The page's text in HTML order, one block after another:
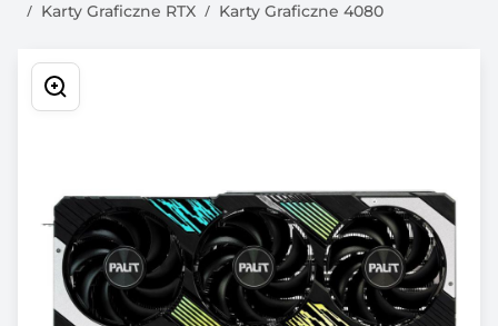
Karty Graficzne RTX
Karty Graficzne 4080